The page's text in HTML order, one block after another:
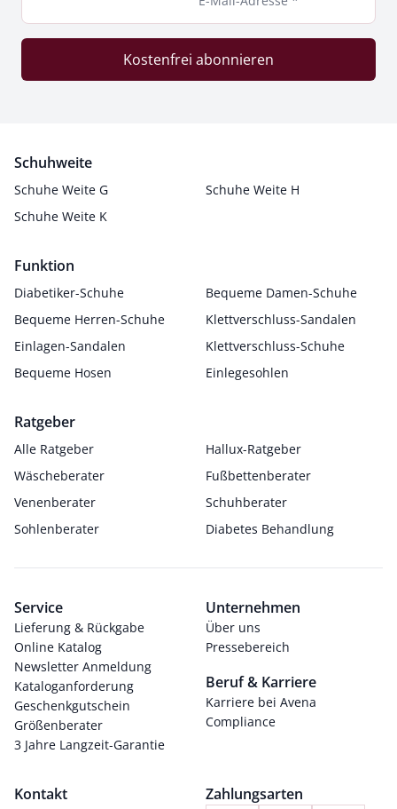
Kostenfrei abonnieren
Schuhweite
Schuhe Weite G
Schuhe Weite H
Schuhe Weite K
Funktion
Diabetiker-Schuhe
Bequeme Damen-Schuhe
Bequeme Herren-Schuhe
Klettverschluss-Sandalen
Einlagen-Sandalen
Klettverschluss-Schuhe
Bequeme Hosen
Einlegesohlen
Ratgeber
Alle Ratgeber
Hallux-Ratgeber
Wäscheberater
Fußbettenberater
Venenberater
Schuhberater
Sohlenberater
Diabetes Behandlung
Service
Lieferung & Rückgabe
Online Katalog
Newsletter Anmeldung
Kataloganforderung
Geschenkgutschein
Größenberater
3 Jahre Langzeit-Garantie
Unternehmen
Über uns
Pressebereich
Beruf & Karriere
Karriere bei Avena
Compliance
Kontakt Zahlungsarten